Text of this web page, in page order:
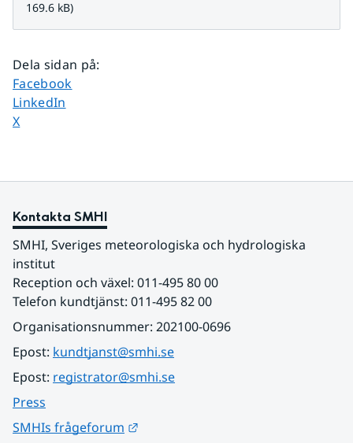
169.6 kB)
Dela sidan på:
Dela sidan på
Facebook
Dela sidan på
LinkedIn
Dela sidan på
X
Kontakta SMHI
SMHI, Sveriges meteorologiska och hydrologiska
institut
Reception och växel: 011-495 80 00
Telefon kundtjänst: 011-495 82 00
Organisationsnummer: 202100-0696
Epost: kundtjanst@smhi.se
Epost: registrator@smhi.se
Press
SMHIs frågeforum